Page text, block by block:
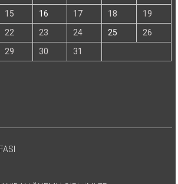
15 16 17 18
19
22 23 24 25
26
29 30 31